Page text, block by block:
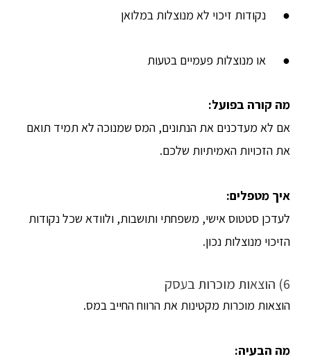
● נקודות זיכוי לא מנוצלות במלואן
● או מנוצלות פעמיים בטעות
מה קורה בפועל:
אם לא מעדכנים את הנתונים, המס שמנוכה לא תמיד תואם
את הזכויות האמיתיות שלכם.
איך מטפלים:
לעדכן סטטוס אישי, משפחתי ותושבות, ולוודא שכל נקודות
הזיכוי מנוצלות נכון.
6) הוצאות מוכרות בעסק
הוצאות מוכרות מקטינות את הרווח החייב במס.
מה הבעיה: